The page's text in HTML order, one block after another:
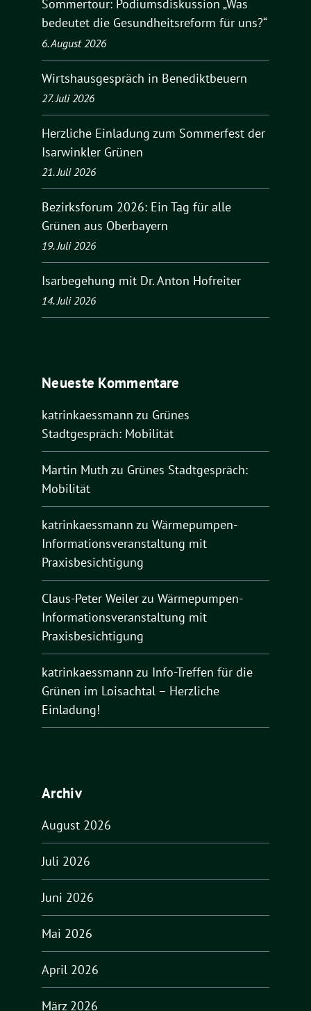
Sommertour: Podiumsdiskussion „Was
bedeutet die Gesundheitsreform für uns?“
6. August 2026
Wirtshausgespräch in Benediktbeuern
27. Juli 2026
Herzliche Einladung zum Sommerfest der
Isarwinkler Grünen
21. Juli 2026
Bezirksforum 2026: Ein Tag für alle
Grünen aus Oberbayern
19. Juli 2026
Isarbegehung mit Dr. Anton Hofreiter
14. Juli 2026
Neueste Kommentare
katrinkaessmann zu Grünes
Stadtgespräch: Mobilität
Martin Muth zu Grünes Stadtgespräch:
Mobilität
katrinkaessmann zu Wärmepumpen-
Informationsveranstaltung mit
Praxisbesichtigung
Claus-Peter Weilerzu Wärmepumpen-
Informationsveranstaltung mit
Praxisbesichtigung
katrinkaessmann zu Info-Treffen für die
Grünen im Loisachtal – Herzliche
Einladung!
Archiv
August 2026
Juli 2026
Juni 2026
Mai 2026
April 2026
März 2026